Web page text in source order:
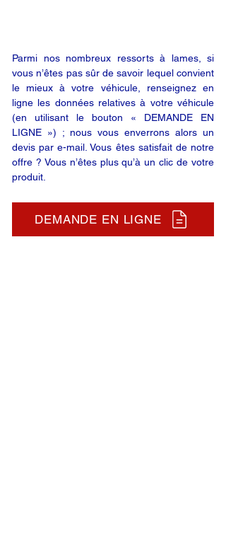
Parmi nos nombreux ressorts à lames, si
vous n’êtes pas sûr de savoir lequel convient
le mieux à votre véhicule, renseignez en
ligne les données relatives à votre véhicule
(en utilisant le bouton « DEMANDE EN
LIGNE ») ; nous vous enverrons alors un
devis par e-mail. Vous êtes satisfait de notre
offre ? Vous n’êtes plus qu’à un clic de votre
produit.
DEMANDE EN LIGNE